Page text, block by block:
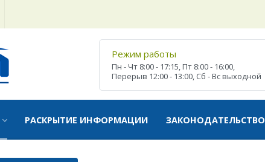
Режим работы
Пн - Чт 8:00 - 17:15, Пт 8:00 - 16:00,
Перерыв 12:00 - 13:00, Сб - Всвыходной
РАСКРЫТИЕ ИНФОРМАЦИИ ЗАКОНОДАТЕЛЬСТВО